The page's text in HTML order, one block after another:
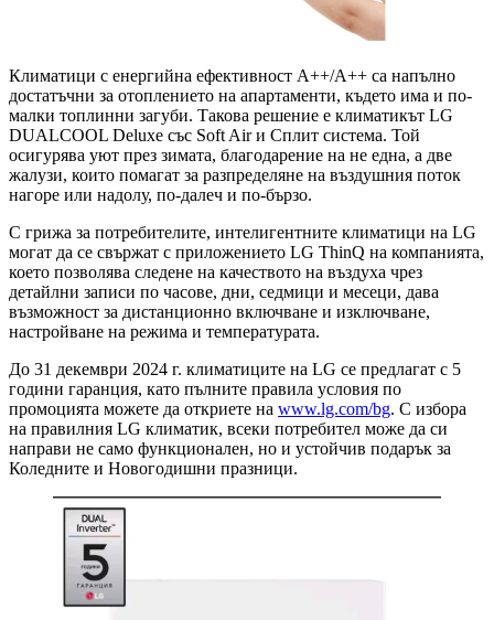
Климатици с енергийна ефективност А++/А++ са напълно
достатъчни за отоплението на апартаменти, където има и по-
малки топлинни загуби. Такова решение е климатикът LG
DUALCOOL Deluxe със Soft Air и Сплит система. Той
осигурява уют през зимата, благодарение на не една, а две
жалузи, които помагат за разпределяне на въздушния поток
нагоре или надолу, по-далеч и по-бързо.
С грижа за потребителите, интелигентните климатици на LG
могат да се свържат с приложението LG ThinQ на компанията,
което позволява следене на качеството на въздуха чрез
детайлни записи по часове, дни, седмици и месеци, дава
възможност за дистанционно включване и изключване,
настройване на режима и температурата.
До 31 декември 2024 г. климатиците на LG се предлагат с 5
години гаранция, като пълните правила условия по
промоцията можете да откриете на www.lg.com/bg. С избора
на правилния LG климатик, всеки потребител може да си
направи не само функционален, но и устойчив подарък за
Коледните и Новогодишни празници.